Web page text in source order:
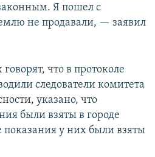
Я пошел с
не продавали, — заявил
что в протоколе
следователи комитета
указано, что
были взяты в городе
у них были взяты